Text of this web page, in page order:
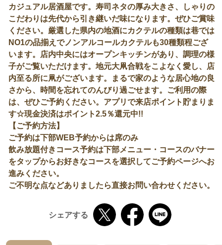
カジュアル居酒屋です。寿司ネタの厚み大きさ、しゃりの
こだわりは先代から引き継いだ味になります。ぜひご賞味
ください。厳選した県内の地酒にカクテルの種類は巷では
NO1の品揃えでノンアルコールカクテルも30種類程ござ
います。店内中央にはオープンキッチンがあり、調理の様
子がご覧いただけます。地元大凧合戦をこよなく愛し、店
内至る所に凧がございます。まるで家のような居心地の良
さから、時間を忘れてのんびり過ごせます。ご利用の際
は、ぜひご予約ください。アプリで来店ポイント貯まりま
す☆現金決済はポイント2.5％還元中!!
【ご予約方法】
ご予約は下部WEB予約からは席のみ
飲み放題付きコース予約は下部メニュー・コースのバナー
をタップからお好きなコースを選択してご予約ページへお
進みください。
ご不明な点などありましたら直接お問い合わせください。
シェアする